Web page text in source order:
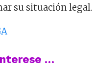
su situación legal.
…